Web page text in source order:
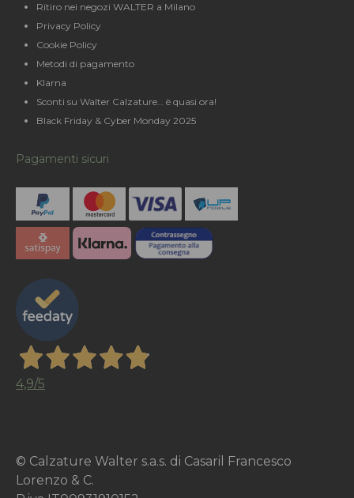
Ritiro nei negozi WALTER a Milano
Privacy Policy
Cookie Policy
Metodi di pagamento
Klarna
Sconti su Walter Calzature… è quasi ora!
Black Friday & Cyber Monday 2025
Pagamenti sicuri
4,9/5
© Calzature Walter s.a.s. di Casaril Francesco
Lorenzo & C.